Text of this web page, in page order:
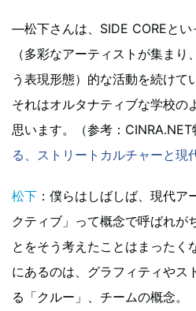
―松下さんは、SIDE COREと
（多彩なアーティストが集ま
う表現形態）的な活動を続けて
それはオルタナティブな学校の
思います。（参考：
る、ストリートカルチャーと現
松下 ：僕らはしばしば、現代
クティブ」って概念で呼ばれが
とをそう考えたことはまったく
にあるのは、グラフィティやス
る「クルー」、チームの概念。